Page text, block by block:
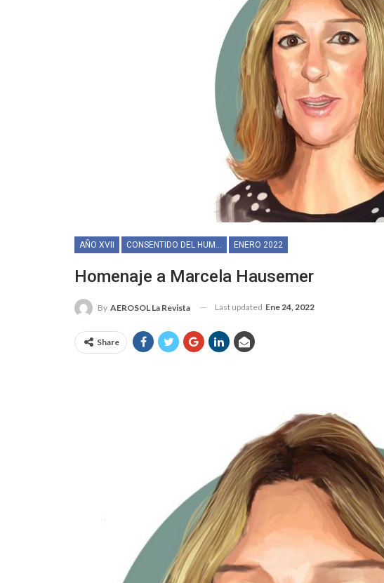
AÑO XVII CONSENTIDO DEL HUMOR ENERO 2022
Homenaje a Marcela Hausemer
By AEROSOL La Revista Last updated Ene 24, 2022
Share